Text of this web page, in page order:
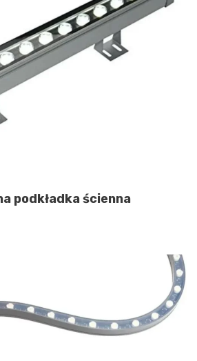
podkładka ścienna